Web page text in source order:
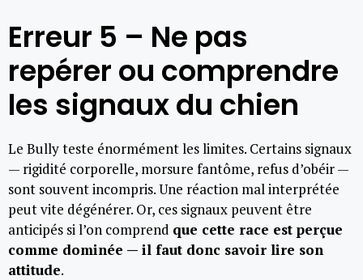
Erreur 5 – Ne pas
repérer ou comprendre
les signaux du chien
Le Bully teste énormément les limites. Certains signaux
— rigidité corporelle, morsure fantôme, refus d’obéir —
sont souvent incompris. Une réaction mal interprétée
peut vite dégénérer. Or, ces signaux peuvent être
anticipés si l’on comprend que cette race est perçue
comme dominée — il faut donc savoir lire son
attitude.